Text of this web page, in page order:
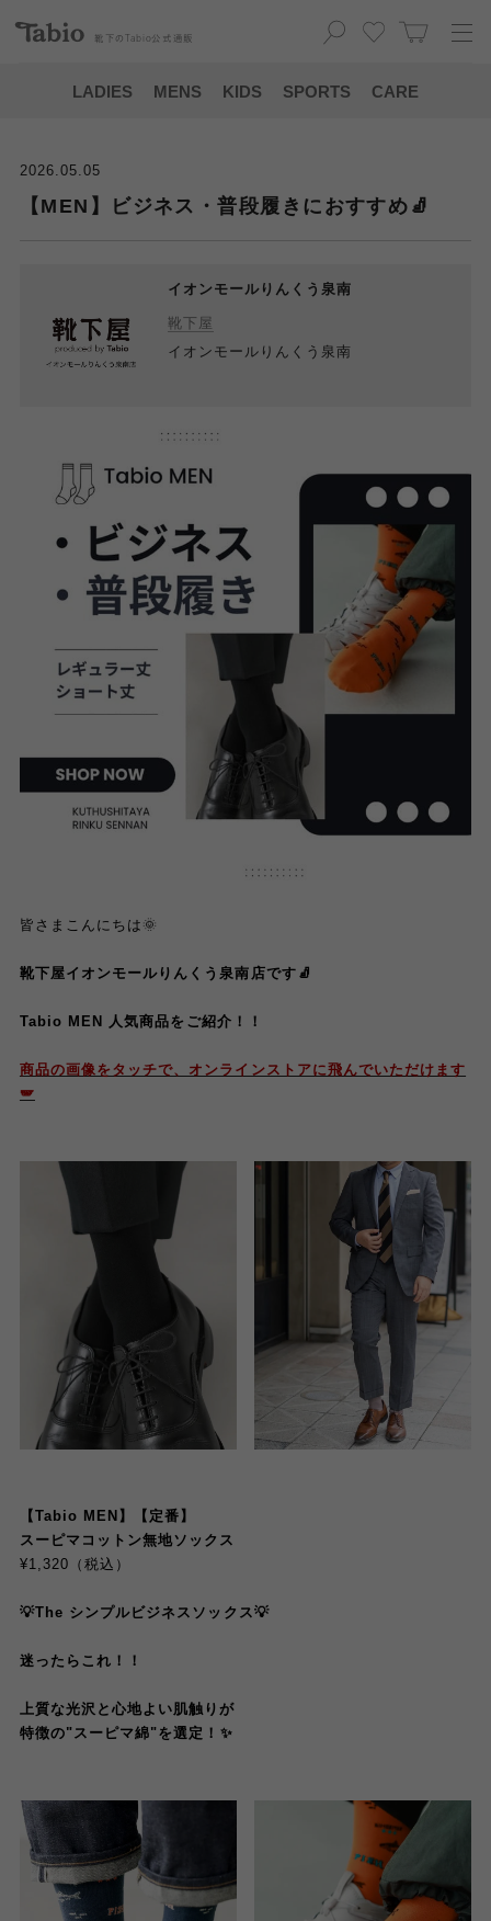
靴下の Tabio 公式通販
LADIES MENS KIDS SPORTS CARE
2026.05.05
【MEN】ビジネス・普段履きにおすすめ🧦
イオンモールりんくう泉南
靴下屋
イオンモールりんくう泉南
皆さまこんにちは🌞
靴下屋イオンモールりんくう泉南店です🧦
Tabio MEN 人気商品をご紹介！！
商品の画像をタッチで、オンラインストアに飛んでいただけます
🪽
【Tabio MEN】【定番】
スーピマコットン無地ソックス
¥1,320（税込）
💡The シンプルビジネスソックス💡
迷ったらこれ！！
上質な光沢と心地よい肌触りが
特徴の"スーピマ綿"を選定 ！✨